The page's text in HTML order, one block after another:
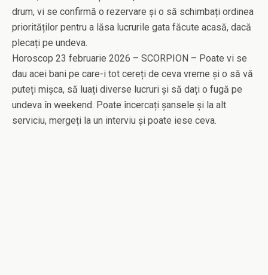
drum, vi se confirmă o rezervare și o să schimbați ordinea
priorităților pentru a lăsa lucrurile gata făcute acasă, dacă
plecați pe undeva.
Horoscop 23 februarie 2026 – SCORPION – Poate vi se
dau acei bani pe care-i tot cereți de ceva vreme și o să vă
puteți mișca, să luați diverse lucruri și să dați o fugă pe
undeva în weekend. Poate încercați șansele și la alt
serviciu, mergeți la un interviu și poate iese ceva.